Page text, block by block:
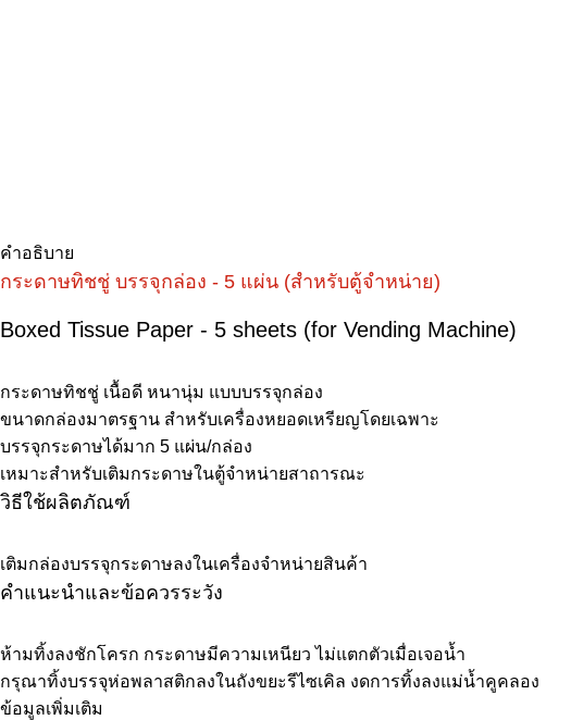
คำอธิบาย
กระดาษทิชชู่ บรรจุกล่อง - 5 แผ่น (สำหรับตู้จำหน่าย)
Boxed Tissue Paper - 5 sheets (for Vending Machine)
กระดาษทิชชู่ เนื้อดี หนานุ่ม แบบบรรจุกล่อง
ขนาดกล่องมาตรฐาน สำหรับเครื่องหยอดเหรียญโดยเฉพาะ
บรรจุกระดาษได้มาก 5 แผ่น/กล่อง
เหมาะสำหรับเติมกระดาษในตู้จำหน่ายสาถารณะ
วิธีใช้ผลิตภัณฑ์
เติมกล่องบรรจุกระดาษลงในเครื่องจำหน่ายสินค้า
คำแนะนำและข้อควรระวัง
ห้ามทิ้งลงชักโครก กระดาษมีความเหนียว ไม่แตกตัวเมื่อเจอน้ำ
กรุณาทิ้งบรรจุห่อพลาสติกลงในถังขยะรีไซเคิล งดการทิ้งลงแม่น้ำคูคลอง
ข้อมูลเพิ่มเติม